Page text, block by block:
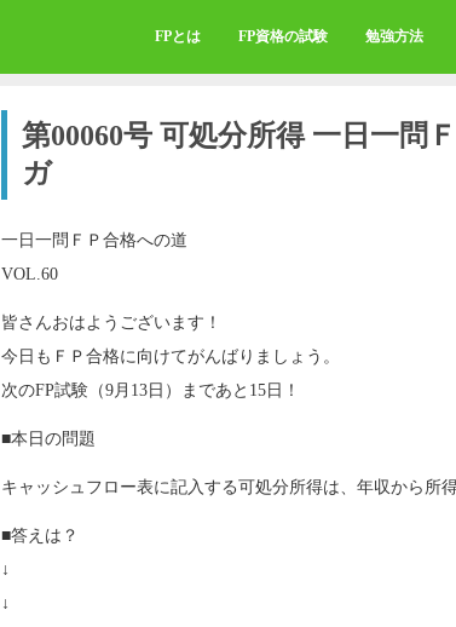
FPとは FP資格の試験 勉強方法
第00060号 可処分所得 一日一問
ガ
一日一問ＦＰ合格への道
VOL.60
皆さんおはようございます！
今日もＦＰ合格に向けてがんばりましょう。
次のFP試験（9月13日）まであと15日！
■本日の問題
キャッシュフロー表に記入する可処分所得は、年収から所
■答えは？
↓
↓